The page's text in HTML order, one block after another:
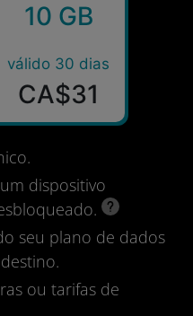
10 GB
válido 30 dias
CA$31
dispositivo
seu plano de dados
ou tarifas de